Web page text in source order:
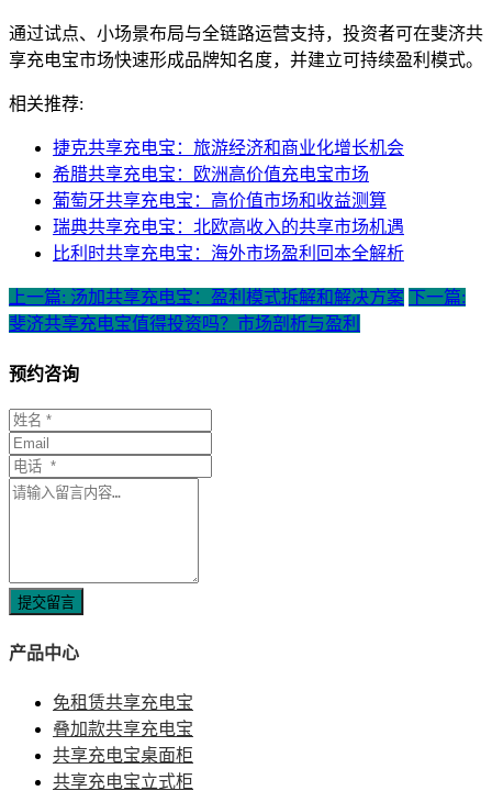
通过试点、小场景布局与全链路运营支持，投资者可在斐济共
享充电宝市场快速形成品牌知名度，并建立可持续盈利模式。
相关推荐:
捷克共享充电宝：旅游经济和商业化增长机会
希腊共享充电宝：欧洲高价值充电宝市场
葡萄牙共享充电宝：高价值市场和收益测算
瑞典共享充电宝：北欧高收入的共享市场机遇
比利时共享充电宝：海外市场盈利回本全解析
上一篇: 汤加共享充电宝：盈利模式拆解和解决方案 下一篇:
斐济共享充电宝值得投资吗？市场剖析与盈利
预约咨询
提交留言
产品中心
免租赁共享充电宝
叠加款共享充电宝
共享充电宝桌面柜
共享充电宝立式柜